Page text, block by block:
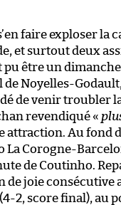
faire exploser la
et surtout deux
pu être un
Noyelles-
de venir troubler
revendiqué «
Au fond
Corogne-
de Coutinho.
de joie consécutive
2, score final), au